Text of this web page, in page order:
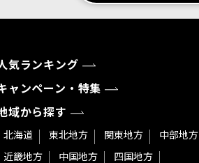
気ランキング
ャンペーン・特集
域から探す
北海道 東北地方 関東地方
中部地方
近畿地方
中国地方
四国地方